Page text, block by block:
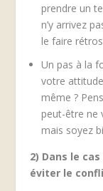
prendre un
n’y arrivez
le faire
Un pas à la
votre
même ?
peut-être ne
mais soyez
2) Dans le
éviter le